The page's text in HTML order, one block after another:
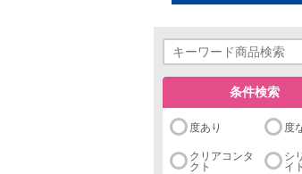
条件検索
度あり 度
クリアコンタ
クト
シ
イ